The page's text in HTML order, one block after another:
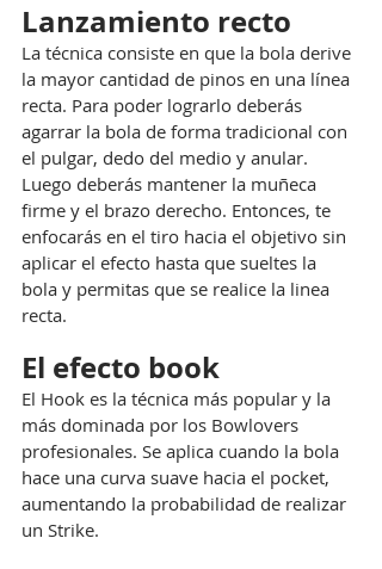
Lanzamiento recto
La técnica consiste en que la bola derive
la mayor cantidad de pinos en una línea
recta. Para poder lograrlo deberás
agarrar la bola de forma tradicional con
el pulgar, dedo del medio y anular.
Luego deberás mantener la muñeca
firme y el brazo derecho. Entonces, te
enfocarás en el tiro hacia el objetivo sin
aplicar el efecto hasta que sueltes la
bola y permitas que se realice la linea
recta.
El efecto book
El Hook es la técnica más popular y la
más dominada por los Bowlovers
profesionales. Se aplica cuando la bola
hace una curva suave hacia el pocket,
aumentando la probabilidad de realizar
un Strike.